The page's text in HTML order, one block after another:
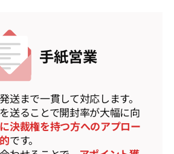
手紙営業
送まで一貫して対応します。
送ることで開封率が大幅に向
決裁権を持つ方へのアプロー
です。